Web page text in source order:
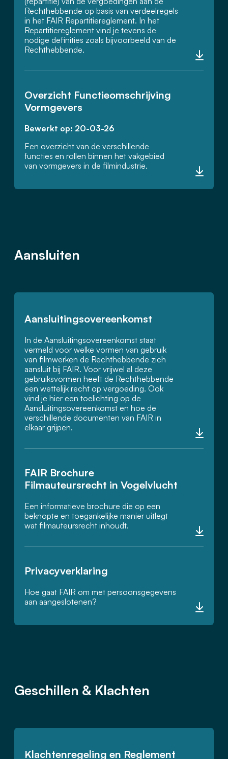
Rechthebbende op basis van verdeelregels
in het FAIR Repartitiereglement. In het
Repartitiereglement vind je tevens de
nodige definities zoals bijvoorbeeld van de
Rechthebbende.
Overzicht Functieomschrijving
Vormgevers
Bewerkt op: 20-03-26
Een overzicht van de verschillende
functies en rollen binnen het vakgebied
van vormgevers in de filmindustrie.
Aansluiten
Aansluitingsovereenkomst
In de Aansluitingsovereenkomst staat
vermeld voor welke vormen van gebruik
van filmwerken de Rechthebbende zich
aansluit bij FAIR. Voor vrijwel al deze
gebruiksvormen heeft de Rechthebbende
een wettelijk recht op vergoeding. Ook
vind je hier een toelichting op de
Aansluitingsovereenkomst en hoe de
verschillende documenten van FAIR in
elkaar grijpen.
FAIR Brochure
Filmauteursrecht in Vogelvlucht
Een informatieve brochure die op een
beknopte en toegankelijke manier uitlegt
wat filmauteursrecht inhoudt.
Privacyverklaring
Hoe gaat FAIR om met persoonsgegevens
aan aangeslotenen?
Geschillen & Klachten
Klachtenregeling en Reglement